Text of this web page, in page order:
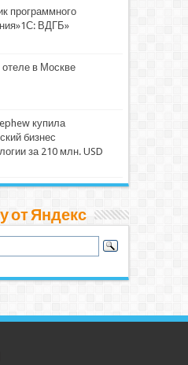
программного
ВДГБ»
отеле в Москве
купила
бизнес
за 210 млн. USD
от Яндекс